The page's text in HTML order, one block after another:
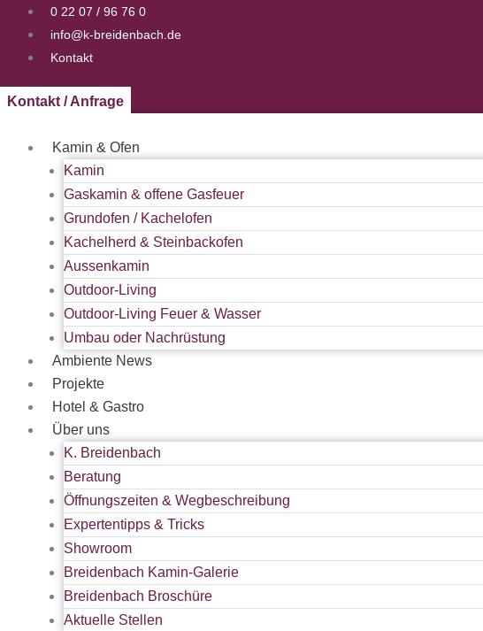
Inhalt
springen
0 22 07 / 96 76 0
info@k-breidenbach.de
Kontakt
Kontakt / Anfrage
Kamin & Ofen
Kamin
Gaskamin & offene Gasfeuer
Grundofen / Kachelofen
Kachelherd & Steinbackofen
Aussenkamin
Outdoor-Living
Outdoor-Living Feuer & Wasser
Umbau oder Nachrüstung
Ambiente News
Projekte
Hotel & Gastro
Über uns
K. Breidenbach
Beratung
Öffnungszeiten & Wegbeschreibung
Expertentipps & Tricks
Showroom
Breidenbach Kamin-Galerie
Breidenbach Broschüre
Aktuelle Stellen